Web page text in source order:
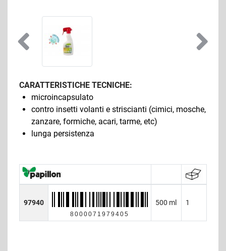
CARATTERISTICHE TECNICHE:
microincapsulato
contro insetti volanti e striscianti (cimici, mosche,
zanzare, formiche, acari, tarme, etc)
lunga persistenza
97940
8000071979405
500 ml 1